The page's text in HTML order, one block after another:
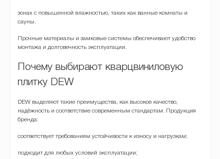
зонах с повышенной влажностью, таких как ванные комнаты и
сауны.
Прочные материалы и замковые системы обеспечивают удобство
монтажа и долговечность эксплуатации.
Почему выбирают кварцвиниловую
плитку DEW
DEW выделяют такие преимущества, как высокое качество,
надёжность и соответствие современным стандартам. Продукция
бренда:
соответствует требованиям устойчивости к износу и нагрузкам;
подходит для любых условий эксплуатации;